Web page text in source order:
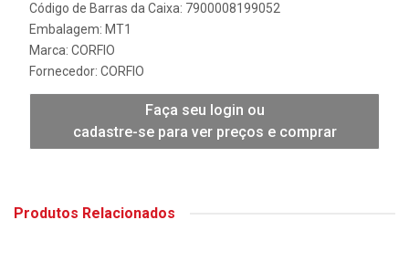
Código de Barras da Caixa: 7900008199052
Embalagem: MT1
Marca: CORFIO
Fornecedor: CORFIO
Faça seu login ou
cadastre-se para ver preços e comprar
Produtos Relacionados